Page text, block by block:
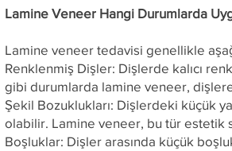
Lamine Veneer Hangi Durumlarda
Lamine veneer tedavisi genellikle
Renklenmiş Dişler: Dişlerde kalıcı
gibi durumlarda lamine veneer,
Şekil Bozuklukları: Dişlerdeki küçük
olabilir. Lamine veneer, bu tür estetik
Boşluklar: Dişler arasında küçük